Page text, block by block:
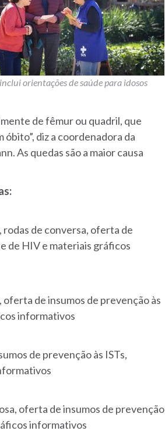
orientações de saúde para idosos
de fêmur ou quadril, que
diz a coordenadora da
As quedas são a maior causa
de conversa, oferta de
de HIV e materiais gráficos
de insumos de prevenção às
informativos
de prevenção às ISTs,
oferta de insumos de prevenção
informativos